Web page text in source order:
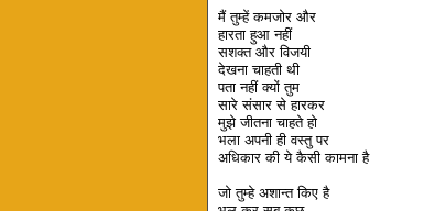
मैं तुम्हें कमजोर और
हारता हुआ नहीं
सशक्त और विजयी
देखना चाहती थी
पता नहीं क्यों तुम
सारे संसार से हारकर
मुझे जीतना चाहते हो
भला अपनी ही वस्तु पर
अधिकार की ये कैसी कामना है
जो तुम्हे अशान्त किए है